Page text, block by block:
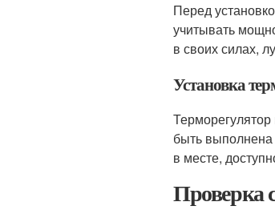
Перед
учитывать
в своих силах,
Установка
быть выполнена
в месте,
Проверка